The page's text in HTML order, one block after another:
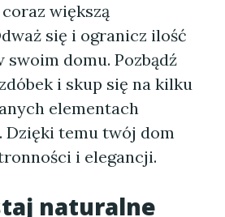
większą
się i ogranicz ilość
domu. Pozbądź
i skup się na kilku
elementach
Dzięki temu twój dom
i elegancji.
naturalne